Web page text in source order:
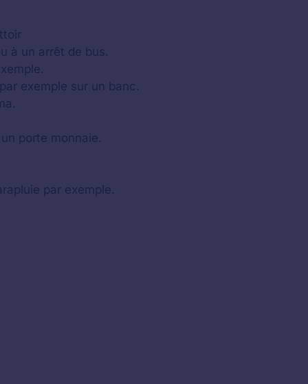
à un arrêt de bus.
exemple sur un banc.
porte monnaie.
par exemple.